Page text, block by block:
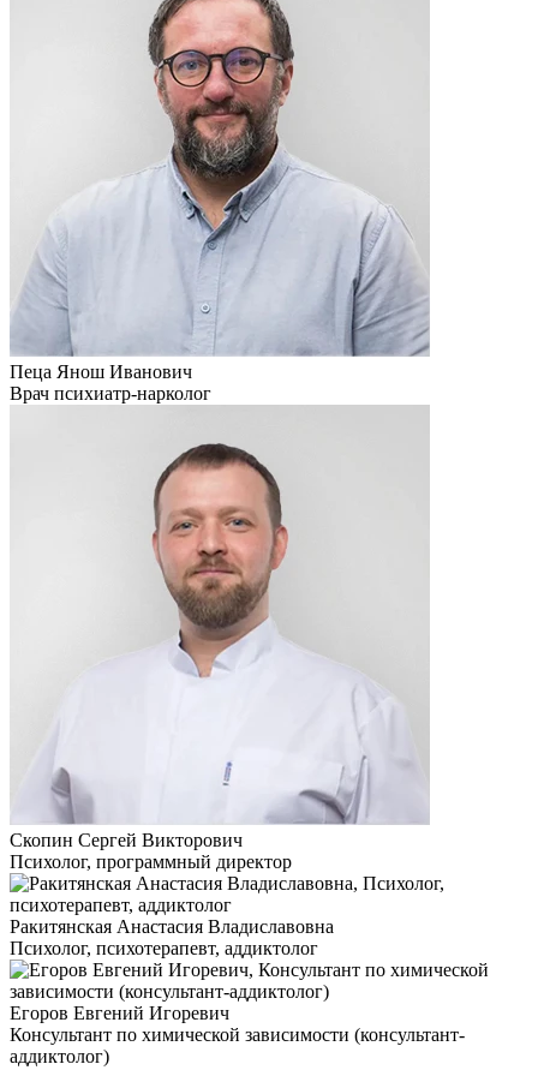
Пеца Янош Иванович
Врач психиатр-нарколог
Скопин Сергей Викторович
Психолог, программный директор
Ракитянская Анастасия Владиславовна
Психолог, психотерапевт, аддиктолог
Егоров Евгений Игоревич
Консультант по химической зависимости (консультант-
аддиктолог)